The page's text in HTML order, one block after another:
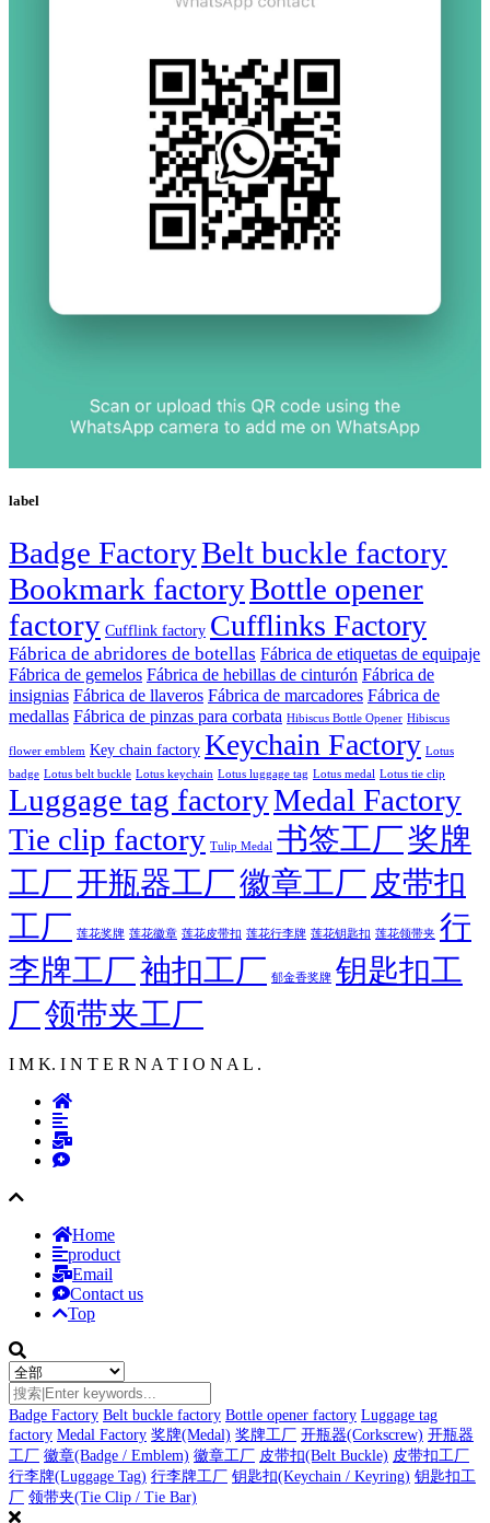
label
Badge FactoryBelt buckle factory
Bookmark factoryBottle opener
factory Cufflink factory Cufflinks Factory
Fábrica de abridores de botellas Fábrica de etiquetas de equipaje
Fábrica de gemelos Fábrica de hebillas de cinturón Fábrica de
insignias Fábrica de llaveros Fábrica de marcadores Fábrica de
medallas Fábrica de pinzas para corbata Hibiscus Bottle Opener Hibiscus
flower emblem Key chain factory Keychain Factory Lotus
badge Lotus belt buckle Lotus keychain Lotus luggage tag Lotus medal Lotus tie clip
Luggage tag factoryMedal Factory
Tie clip factory Tulip Medal 书签工厂奖牌
工厂开瓶器工厂徽章工厂 皮带扣
工厂 莲花奖牌 莲花徽章 莲花皮带扣 莲花行李牌 莲花钥匙扣 莲花领带夹 行
李牌工厂袖扣工厂 郁金香奖牌 钥匙扣工
厂领带夹工厂
I M K. I N T E R N A T I O N A L .
Home
product
Email
Contact us
Top
Badge Factory Belt buckle factory Bottle opener factory Luggage tag
factory Medal Factory 奖牌(Medal) 奖牌工厂 开瓶器(Corkscrew) 开瓶器
工厂 徽章(Badge / Emblem) 徽章工厂 皮带扣(Belt Buckle) 皮带扣工厂
行李牌(Luggage Tag) 行李牌工厂 钥匙扣(Keychain / Keyring) 钥匙扣工
厂 领带夹(Tie Clip / Tie Bar)